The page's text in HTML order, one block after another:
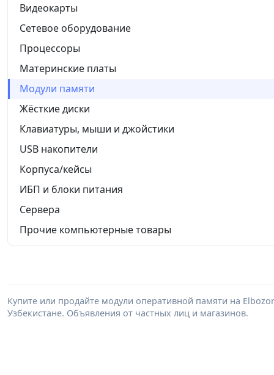
Видеокарты
Сетевое оборудование
Процессоры
Материнские платы
Модули памяти
Жёсткие диски
Клавиатуры, мыши и джойстики
USB накопители
Корпуса/кейсы
ИБП и блоки питания
Сервера
Прочие компьютерные товары
Купите или продайте модули оперативной памяти на
Узбекистане. Объявления от частных лиц и магазинов.